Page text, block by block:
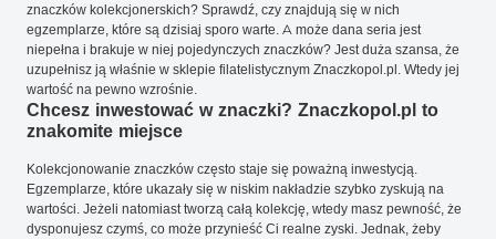
znaczków kolekcjonerskich? Sprawdź, czy znajdują się w nich
egzemplarze, które są dzisiaj sporo warte. A może dana seria jest
niepełna i brakuje w niej pojedynczych znaczków? Jest duża szansa, że
uzupełnisz ją właśnie w sklepie filatelistycznym Znaczkopol.pl. Wtedy jej
wartość na pewno wzrośnie.
Chcesz inwestować w znaczki? Znaczkopol.pl to
znakomite miejsce
Kolekcjonowanie znaczków często staje się poważną inwestycją.
Egzemplarze, które ukazały się w niskim nakładzie szybko zyskują na
wartości. Jeżeli natomiast tworzą całą kolekcję, wtedy masz pewność, że
dysponujesz czymś, co może przynieść Ci realne zyski. Jednak, żeby